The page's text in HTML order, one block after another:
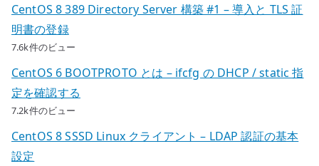
CentOS 8 389 Directory Server 構築 #1 – 導入と TLS 証
明書の登録
7.6k件のビュー
CentOS 6 BOOTPROTO とは – ifcfg の DHCP / static 指
定を確認する
7.2k件のビュー
CentOS 8 SSSD Linux クライアント – LDAP 認証の基本
設定